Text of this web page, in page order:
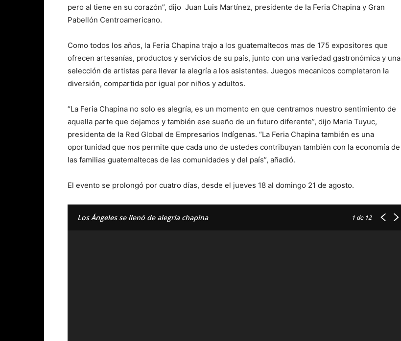
pero al tiene en su corazón”, dijo Juan Luis Martínez, presidente de la Feria Chapina y Gran
Pabellón Centroamericano.
Como todos los años, la Feria Chapina trajo a los guatemaltecos mas de 175 expositores que
ofrecen artesanías, productos y servicios de su país, junto con una variedad gastronómica y una
selección de artistas para llevar la alegría a los asistentes. Juegos mecanicos completaron la
diversión, compartida por igual por niños y adultos.
“La Feria Chapina no solo es alegría, es un momento en que centramos nuestro sentimiento de
aquella parte que dejamos y también ese sueño de un futuro diferente”, dijo Maria Tuyuc,
presidenta de la Red Global de Empresarios Indígenas. “La Feria Chapina también es una
oportunidad que nos permite que cada uno de ustedes contribuyan también con la economía de
las familias guatemaltecas de las comunidades y del país”, añadió.
El evento se prolongó por cuatro días, desde el jueves 18 al domingo 21 de agosto.
Los Ángeles se llenó de alegría chapina 1 de 12